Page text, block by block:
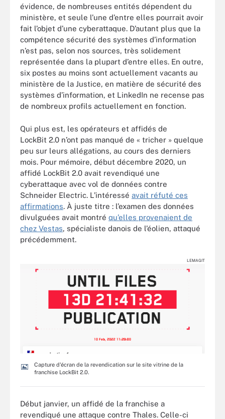
évidence, de nombreuses entités dépendent du
ministère, et seule l’une d’entre elles pourrait avoir
fait l’objet d’une cyberattaque. D’autant plus que la
compétence sécurité des systèmes d’information
n’est pas, selon nos sources, très solidement
représentée dans la plupart d’entre elles. En outre,
six postes au moins sont actuellement vacants au
ministère de la Justice, en matière de sécurité des
systèmes d’information, et LinkedIn ne recense pas
de nombreux profils actuellement en fonction.
Qui plus est, les opérateurs et affidés de
LockBit 2.0 n’ont pas manqué de « tricher » quelque
peu sur leurs allégations, au cours des derniers
mois. Pour mémoire, début décembre 2020, un
affidé LockBit 2.0 avait revendiqué une
cyberattaque avec vol de données contre
Schneider Electric. L’intéressé avait réfuté ces
affirmations. À juste titre : l’examen des données
divulguées avait montré qu’elles provenaient de
chez Vestas, spécialiste danois de l’éolien, attaqué
précédemment.
LEMAGIT
Capture d'écran de la revendication sur le site vitrine de la
franchise LockBit 2.0.
Début janvier, un affidé de la franchise a
revendiqué une attaque contre Thales. Celle-ci